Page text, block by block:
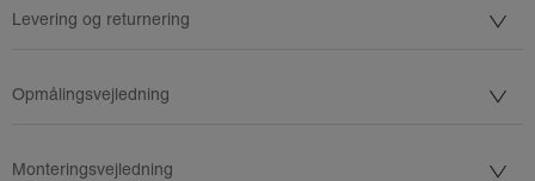
Levering og returnering
Opmålingsvejledning
Monteringsvejledning